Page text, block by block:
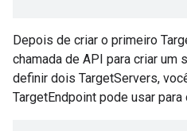
Depois de criar o primeiro
chamada de API para criar um
definir dois TargetServers,
TargetEndpoint pode usar